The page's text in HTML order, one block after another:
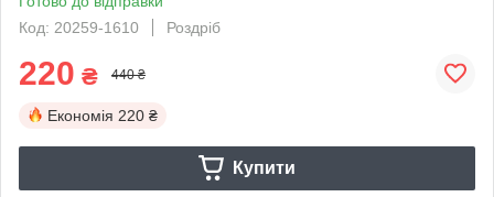
Код: 20259-1610
Роздріб
220 ₴ 440 ₴
Економія 220 ₴
Купити